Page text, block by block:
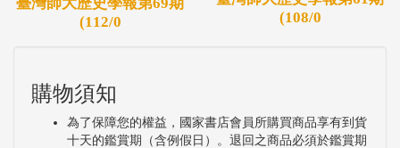
(112/0
(108/0
購物須知
為了保障您的權益，國家書店會員所購買商品享有到貨
十天的鑑賞期（含例假日）。退回之商品必須於鑑賞期